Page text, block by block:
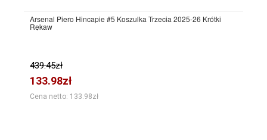
Arsenal Piero Hincapie #5 Koszulka Trzecia 2025-26 Krótki
Rękaw
439.45zł
133.98zł
Cena netto: 133.98zł